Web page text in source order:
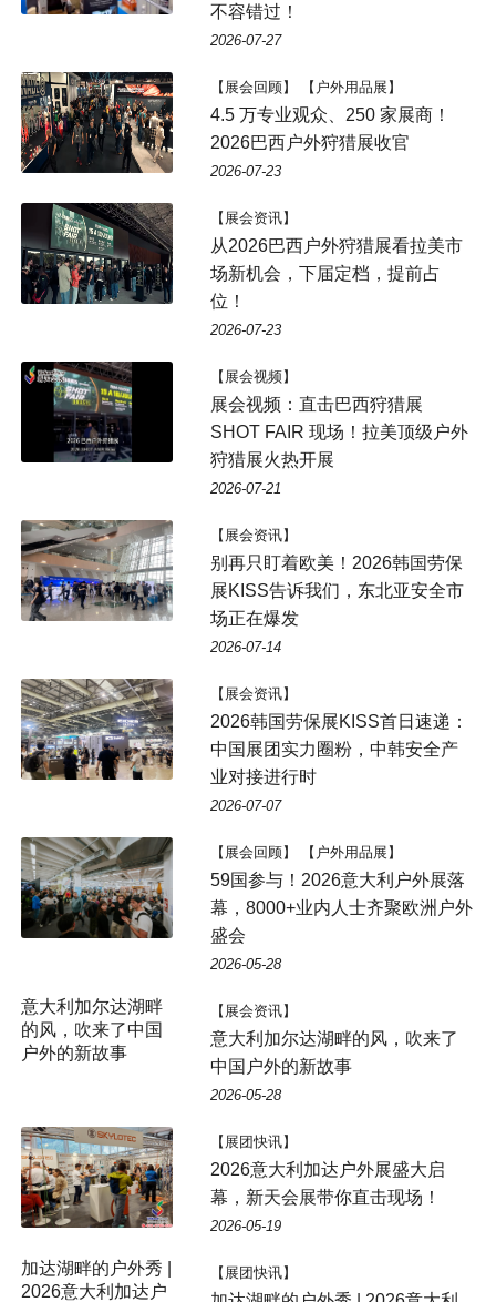
不容错过！
2026-07-27
【展会回顾】 【户外用品展】
4.5 万专业观众、250 家展商！
2026巴西户外狩猎展收官
2026-07-23
【展会资讯】
从2026巴西户外狩猎展看拉美市
场新机会，下届定档，提前占
位！
2026-07-23
【展会视频】
展会视频：直击巴西狩猎展
SHOT FAIR 现场！拉美顶级户外
狩猎展火热开展
2026-07-21
【展会资讯】
别再只盯着欧美！2026韩国劳保
展KISS告诉我们，东北亚安全市
场正在爆发
2026-07-14
【展会资讯】
2026韩国劳保展KISS首日速递：
中国展团实力圈粉，中韩安全产
业对接进行时
2026-07-07
【展会回顾】 【户外用品展】
59国参与！2026意大利户外展落
幕，8000+业内人士齐聚欧洲户外
盛会
2026-05-28
意大利加尔达湖畔
的风，吹来了中国
户外的新故事
【展会资讯】
意大利加尔达湖畔的风，吹来了
中国户外的新故事
2026-05-28
【展团快讯】
2026意大利加达户外展盛大启
幕，新天会展带你直击现场！
2026-05-19
【展团快讯】